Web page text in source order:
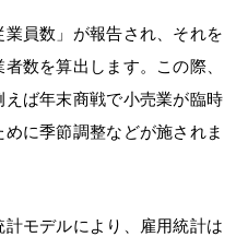
員数」が報告され、それを
数を算出します。この際、
ば年末商戦で小売業が臨時
に季節調整などが施されま
モデルにより、雇用統計は